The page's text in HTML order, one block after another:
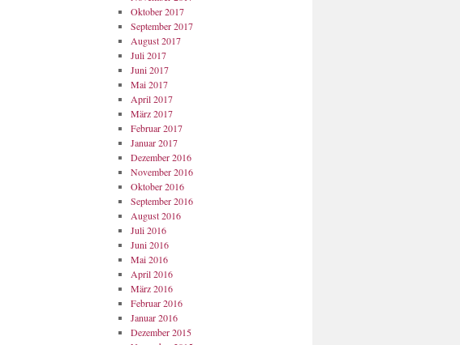
Oktober 2017
September 2017
August 2017
Juli 2017
Juni 2017
Mai 2017
April 2017
März 2017
Februar 2017
Januar 2017
Dezember 2016
November 2016
Oktober 2016
September 2016
August 2016
Juli 2016
Juni 2016
Mai 2016
April 2016
März 2016
Februar 2016
Januar 2016
Dezember 2015